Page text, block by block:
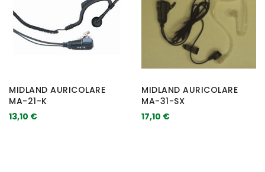
MIDLAND AURICOLARE
MA-21-K
13,10 €
MIDLAND AURICOLARE
MA-31-SX
17,10 €